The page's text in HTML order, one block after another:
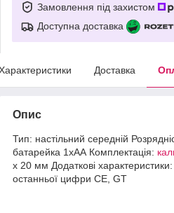
Замовлення під захистом
Доступна доставка
Доставка
Опис
Тип: настільний середній
батарейка 1хАА Комплектація:
х 20 мм Додаткові
останньої цифри CE, GT